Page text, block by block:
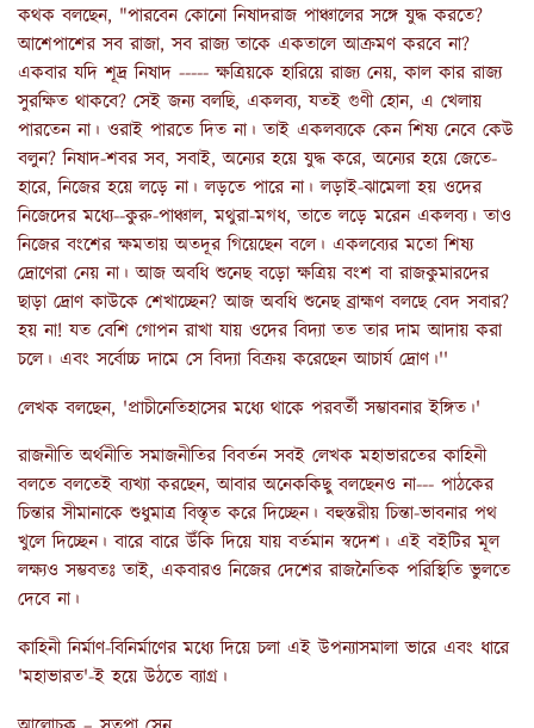
কথক বলছেন, "পারবেন কোনো নিষাদরাজ পাঞ্চালের সঙ্গে যুদ্ধ করতে?
আশেপাশের সব রাজা, সব রাজ্য তাকে একতালে আক্রমণ করবে না?
একবার যদি শূদ্র নিষাদ ----- ক্ষত্রিয়কে হারিয়ে রাজ্য নেয়, কাল কার রাজ্য
সুরক্ষিত থাকবে? সেই জন্য বলছি, একলব্য, যতই গুণী হোন, এ খেলায়
পারতেন না। ওরাই পারতে দিত না। তাই একলব্যকে কেন শিষ্য নেবে কেউ
বলুন? নিষাদ-শবর সব, সবাই, অন্যের হয়ে যুদ্ধ করে, অন্যের হয়ে জেতে-
হারে, নিজের হয়ে লড়ে না। লড়তে পারে না। লড়াই-ঝামেলা হয় ওদের
নিজেদের মধ্যে--কুরু-পাঞ্চাল, মথুরা-মগধ, তাতে লড়ে মরেন একলব্য। তাও
নিজের বংশের ক্ষমতায় অতদূর গিয়েছেন বলে। একলব্যের মতো শিষ্য
দ্রোণেরা নেয় না। আজ অবধি শুনেছ বড়ো ক্ষত্রিয় বংশ বা রাজকুমারদের
ছাড়া দ্রোণ কাউকে শেখাচ্ছেন? আজ অবধি শুনেছ ব্রাহ্মণ বলছে বেদ সবার?
হয় না! যত বেশি গোপন রাখা যায় ওদের বিদ্যা তত তার দাম আদায় করা
চলে। এবং সর্বোচ্চ দামে সে বিদ্যা বিক্রয় করেছেন আচার্য দ্রোণ।''
লেখক বলছেন, 'প্রাচীনেতিহাসের মধ্যে থাকে পরবর্তী সম্ভাবনার ইঙ্গিত।'
রাজনীতি অর্থনীতি সমাজনীতির বিবর্তন সবই লেখক মহাভারতের কাহিনী
বলতে বলতেই ব্যখ্যা করছেন, আবার অনেককিছু বলছেনও না--- পাঠকের
চিন্তার সীমানাকে শুধুমাত্র বিস্তৃত করে দিচ্ছেন। বহুস্তরীয় চিন্তা-ভাবনার পথ
খুলে দিচ্ছেন। বারে বারে উঁকি দিয়ে যায় বর্তমান স্বদেশ। এই বইটির মূল
লক্ষ্যও সম্ভবতঃ তাই, একবারও নিজের দেশের রাজনৈতিক পরিস্থিতি ভুলতে
দেবে না।
কাহিনী নির্মাণ-বিনির্মাণের মধ্যে দিয়ে চলা এই উপন্যাসমালা ভারে এবং ধারে
'মহাভারত'-ই হয়ে উঠতে ব্যাগ্র।